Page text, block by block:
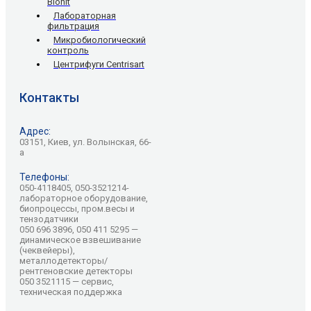
Лабораторная
фильтрация
Микробиологический
контроль
Центрифуги Centrisart
Контакты
Адрес:
03151, Киев, ул. Волынская, 66-
а
Телефоны:
050-4118405, 050-3521214-
лабораторное оборудование,
биопроцессы, пром.весы и
тензодатчики
050 696 3896, 050 411 5295 —
динамическое взвешивание
(чеквейеры),
металлодетекторы/
рентгеновские детекторы
050 3521115 — сервис,
техническая поддержка